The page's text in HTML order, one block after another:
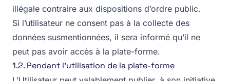
illégale contraire aux dispositions d’ordre public.
Si l’utilisateur ne consent pas à la collecte des
données susmentionnées, il sera informé qu’il ne
peut pas avoir accès à la plate-forme.
1.2. Pendant l’utilisation de la plate-forme